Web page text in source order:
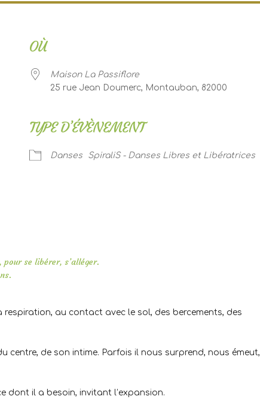
iCalendar
OÙ
Maison La Passiflore
25 rue Jean Doumerc, Montauban, 82000
TYPE D’ÉVÈNEMENT
Danses SpiraliS - Danses Libres et Libératrices
se libérer, s’alléger.
au contact avec le sol, des bercements, des
centre, de son intime. Parfois il nous surprend, nous émeut,
dont il a besoin, invitant l’expansion.